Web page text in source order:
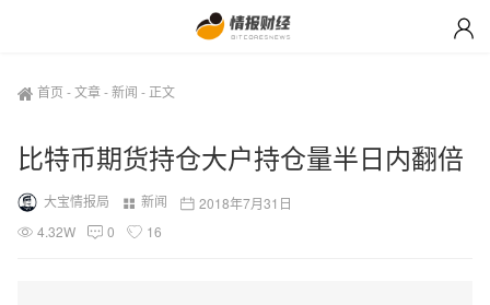
首页 -文章-新闻 - 正文
比特币期货持仓大户持仓量半日内翻倍
大宝情报局 新闻
2018年7月31日
4.32W
0 16